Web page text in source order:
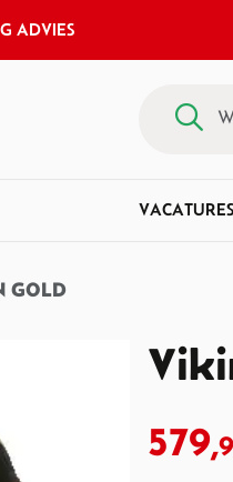
ADVIES
VACATURES
GOLD
579,